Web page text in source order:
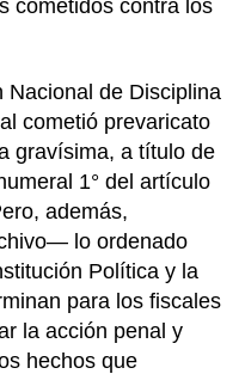
cometidos contra los
Nacional de Disciplina
cometió prevaricato
gravísima, a título de
1° del artículo
además,
lo ordenado
Política y la
para los fiscales
la acción penal y
hechos que